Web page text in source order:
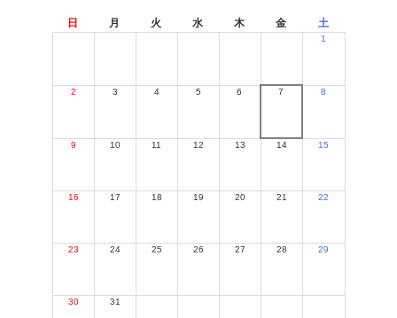
日 月 火 水 木 金 土
1
2 3 4 5 6 7 8
9 10 11 12 13 14 15
16 17 18 19 20 21 22
23 24 25 26 27 28 29
30 31